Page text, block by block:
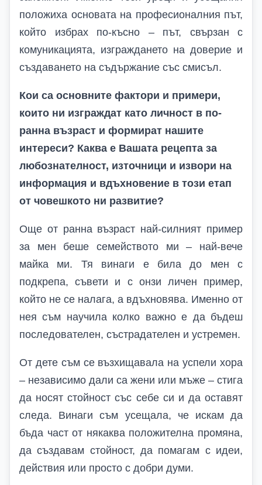
положиха основата на професионалния път,
който избрах по-късно – път, свързан с
комуникацията, изграждането на доверие и
създаването на съдържание със смисъл.
Кои са основните фактори и примери,
които ни изграждат като личност в по-
ранна възраст и формират нашите
интереси? Каква е Вашата рецепта за
любознателност, източници и извори на
информация и вдъхновение в този етап
от човешкото ни развитие?
Още от ранна възраст най-силният пример
за мен беше семейството ми – най-вече
майка ми. Тя винаги е била до мен с
подкрепа, съвети и с онзи личен пример,
който не се налага, а вдъхновява. Именно от
нея съм научила колко важно е да бъдеш
последователен, състрадателен и устремен.
От дете съм се възхищавала на успели хора
– независимо дали са жени или мъже – стига
да носят стойност със себе си и да оставят
следа. Винаги съм усещала, че искам да
бъда част от някаква положителна промяна,
да създавам стойност, да помагам с идеи,
действия или просто с добри думи.